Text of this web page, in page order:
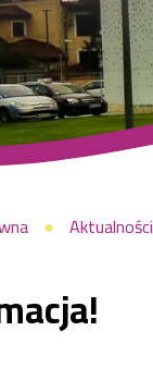
Aktualności